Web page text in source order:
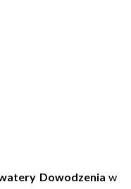
Dowodzenia w